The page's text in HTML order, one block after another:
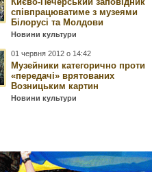
співпрацюватиме з музеями
Білорусі та Молдови
Новини культури
01 червня 2012 о 14:42
Музейники категорично проти
«передачі» врятованих
Возницьким картин
Новини культури